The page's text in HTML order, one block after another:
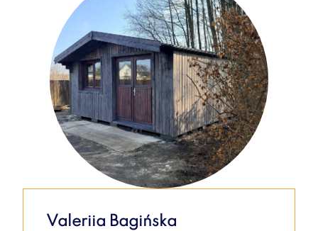
Valeriia Bagińska